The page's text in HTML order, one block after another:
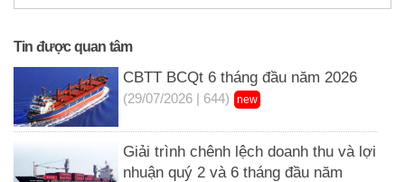
Tin được quan tâm
CBTT BCQt 6 tháng đầu năm 2026
(29/07/2026 | 644) new
Giải trình chênh lệch doanh thu và lợi
nhuận quý 2 và 6 tháng đầu năm